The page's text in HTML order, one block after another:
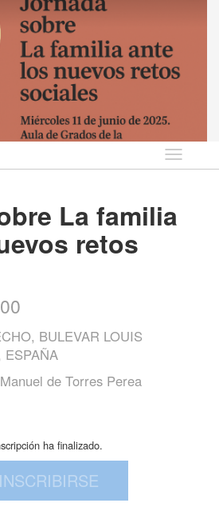
Idioma
La familia
retos
BULEVAR LOUIS
ESPAÑA
de Torres Perea
ha finalizado.
INSCRIBIRSE